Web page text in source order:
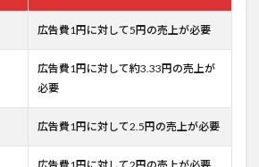
広告費1円に対して5円の売上が必要
広告費1円に対して約3.33円の売上が
必要
広告費1円に対して2.5円の売上が必要